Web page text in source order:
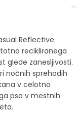
Reflective
recikliranega
glede zanesljivosti.
nočnih sprehodih
v celotno
psa v mestnih